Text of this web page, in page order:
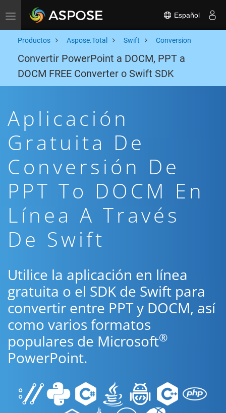
Toggle navigation Español
Productos Aspose.Total Swift Conversion
Convertir PowerPoint a DOCM, PPT a
DOCM FREE Converter o Swift SDK
Aplicación
Gratuita De
Conversión De
PPT To DOCM En
Línea A Través
De Swift
Utilice la aplicación en línea
gratuita o el SDK de Swift para
convertir entre PPT y DOCM, así
como varios formatos
populares de Microsoft®
PowerPoint.